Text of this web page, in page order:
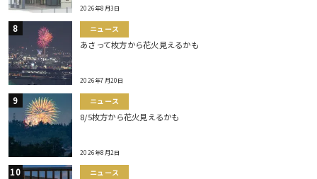
2026年8月3日
ニュース
あさって枚方から花火見えるかも
2026年7月20日
ニュース
8/5枚方から花火見えるかも
2026年8月2日
ニュース